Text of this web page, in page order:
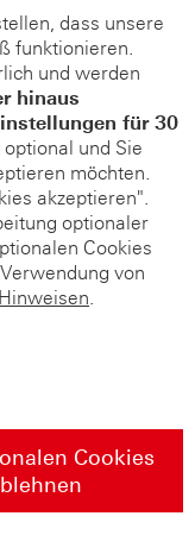
dass unsere
funktionieren.
und werden
hinaus
für 30
und Sie
möchten.
akzeptieren".
optionaler
Cookies
von
.
Cookies